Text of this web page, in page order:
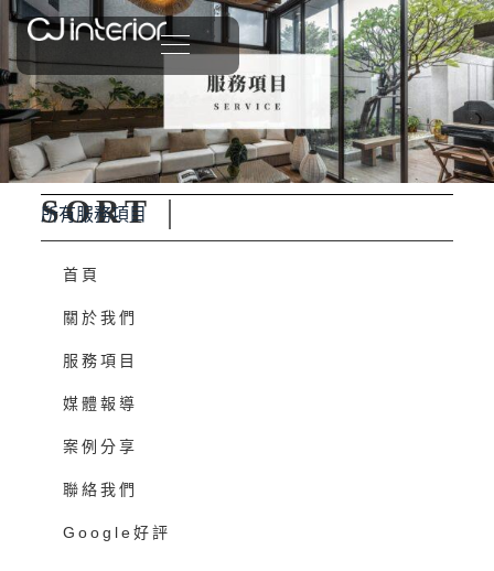
SORT |
所有服務項目
首頁
關於我們
服務項目
媒體報導
案例分享
聯絡我們
Google好評